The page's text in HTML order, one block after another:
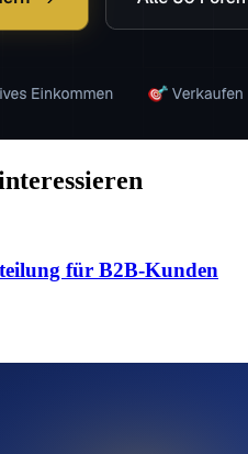
für B2B-Kunden
Veranstaltungen